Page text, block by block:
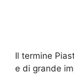
Il termine
e di grande